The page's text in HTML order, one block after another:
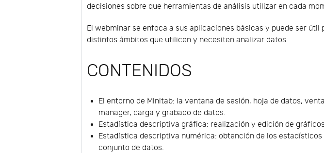
decisiones sobre que herramientas de análisis utilizar en cada
El webminar se enfoca a sus aplicaciones básicas y puede ser útil
distintos ámbitos que utilicen y necesiten analizar datos.
CONTENIDOS
El entorno de Minitab: la ventana de sesión, hoja de datos,
manager, carga y grabado de datos.
Estadística descriptiva gráfica: realización y edición de
Estadística descriptiva numérica: obtención de los
conjunto de datos.